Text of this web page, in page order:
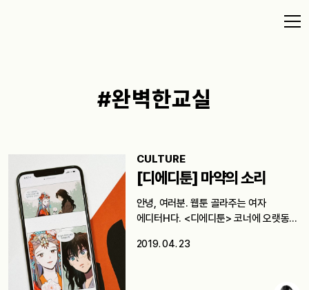
#완벽한교실
CULTURE
[디에디툰] 마약의 소리
안녕, 여러분. 웹툰 골라주는 여자
에디터H다. <디에디툰> 코너에 오랫동안
2019. 04. 23